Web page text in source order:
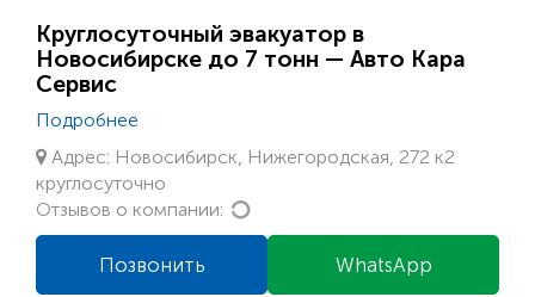
Круглосуточный эвакуатор в
Новосибирске до 7 тонн — Авто Кара
Сервис
Подробнее
Адрес: Новосибирск, Нижегородская, 272 к2
круглосуточно
Отзывов о компании:
WhatsApp
Позвонить